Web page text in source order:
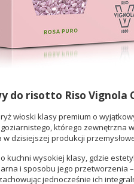
do risotto Riso Vignola
włoski klasy premium o
którego
dzisiejszej produkcji
kuchni wysokiej klasy, gdzie
i sposobu jego
jednocześnie ich